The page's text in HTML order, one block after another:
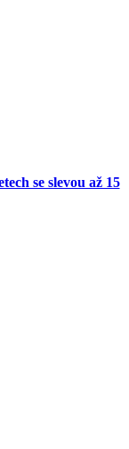
se slevou až 15